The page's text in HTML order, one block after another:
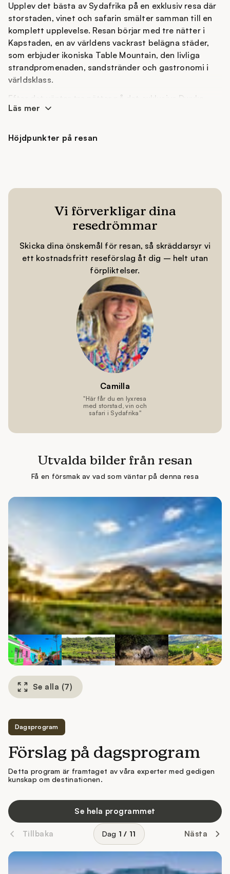
Upplev det bästa av Sydafrika på en exklusiv resa där
storstaden, vinet och safarin smälter samman till en
komplett upplevelse. Resan börjar med tre nätter i
Kapstaden, en av världens vackrast belägna städer,
som erbjuder ikoniska Table Mountain, den livliga
strandpromenaden, sandstränder och gastronomi i
världsklass.
Efter det väntar tre nätter på det exklusiva Dwyka
Tented Lodge i Sanbona Wildlife Reserve. Här
oförglömliga safariupplevelser. Åk på safari i jakten på
vinregionerna runt Stellenbosch och Franschhoek.
bjuder dagarna på vinprovningar, prisbelönta
restauranger och avslappnad lyx i natursköna
omgivningar.
Läs mer
Höjdpunkter på resan
Vi förverkligar dina
resedrömmar
Skicka dina önskemål för resan, så skräddarsyr vi
ett kostnadsfritt reseförslag åt dig – helt utan
förpliktelser.
Utvalda bilder från resan
Få en försmak av vad som väntar på denna resa
Se alla (7)
Dagsprogram
Förslag på dagsprogram
Detta program är framtaget av våra experter med gedigen
kunskap om destinationen.
Tillbaka Dag 1 / 11 Nästa
Se hela programmet